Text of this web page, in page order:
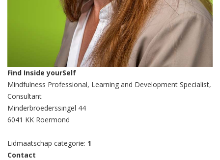
Find Inside yourSelf
Mindfulness Professional, Learning and Development Specialist,
Consultant
Minderbroederssingel 44
6041 KK Roermond
Lidmaatschap categorie: 1
Contact